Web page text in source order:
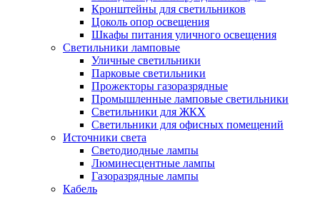
Кронштейны для светильников
Цоколь опор освещения
Шкафы питания уличного освещения
Светильники ламповые
Уличные светильники
Парковые светильники
Прожекторы газоразрядные
Промышленные ламповые светильники
Светильники для ЖКХ
Светильники для офисных помещений
Источники света
Светодиодные лампы
Люминесцентные лампы
Газоразрядные лампы
Кабель